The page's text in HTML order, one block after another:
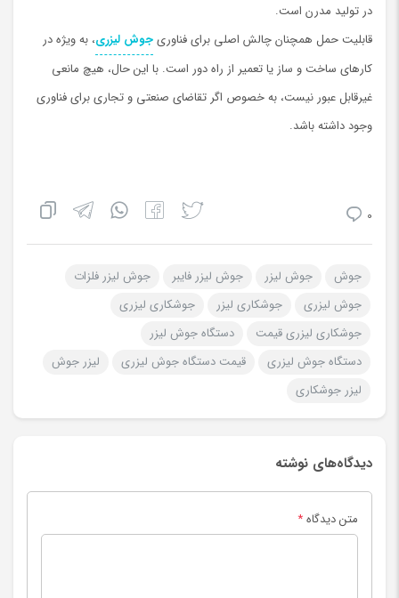
در تولید مدرن است.
قابلیت حمل همچنان چالش اصلی برای فناوریجوش لیزری، به ویژه در
کارهای ساخت و ساز یا تعمیر از راه دور است. با این حال، هیچ مانعی
غیرقابل عبور نیست، به خصوص اگر تقاضای صنعتی و تجاری برای فناوری
وجود داشته باشد.
0
جوش جوش لیزر جوش لیزر فایبر
جوش لیزر فلزات
جوش لیزری
جوشکاری لیزر
جوشکاری لیزری
جوشکاری لیزری قیمت
دستگاه جوش لیزر
دستگاه جوش لیزری
قیمت دستگاه جوش لیزری
لیزر جوش
لیزر جوشکاری
دیدگاه‌های نوشته
متن دیدگاه*